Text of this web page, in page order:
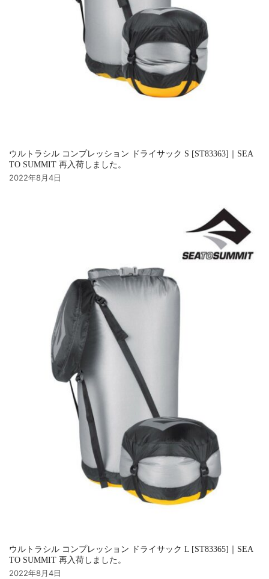
ウルトラシル コンプレッション ドライサック S [ST83363]｜SEA
TO SUMMIT 再入荷しました。
2022年8月4日
ウルトラシル コンプレッション ドライサック L [ST83365]｜SEA
TO SUMMIT 再入荷しました。
2022年8月4日